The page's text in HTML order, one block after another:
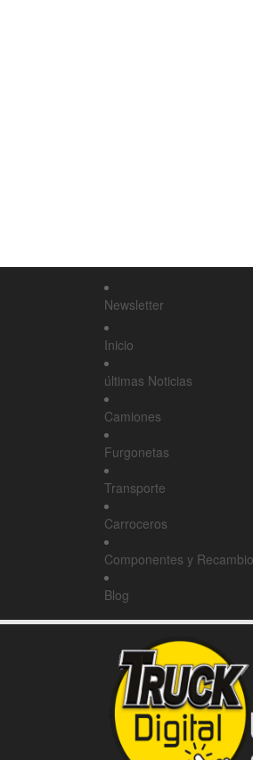
Newsletter
Inicio
últimas Noticias
Camiones
Furgonetas
Transporte
Carroceros
Componentes y
Blog